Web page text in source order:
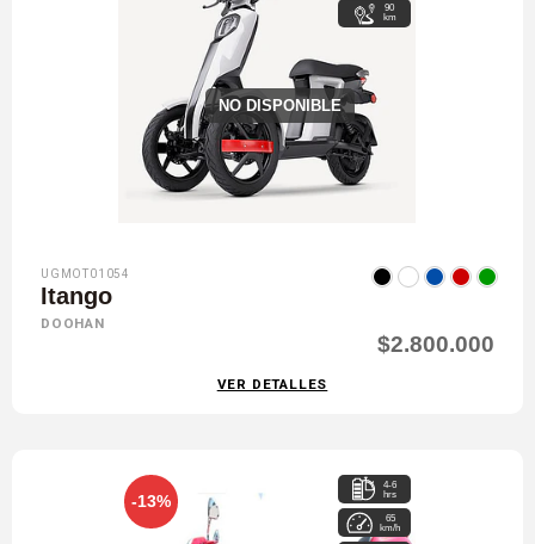
NO DISPONIBLE
90
km
UGMOT01054
Itango
DOOHAN
$2.800.000
VER DETALLES
-13%
4-6
hrs
65
km/h